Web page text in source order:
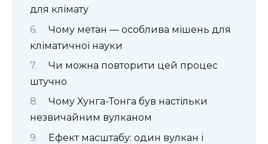
для клімату
Чому метан — особлива мішень для
кліматичної науки
Чи можна повторити цей процес
штучно
Чому Хунга-Тонга був настільки
незвичайним вулканом
Ефект масштабу: один вулкан і